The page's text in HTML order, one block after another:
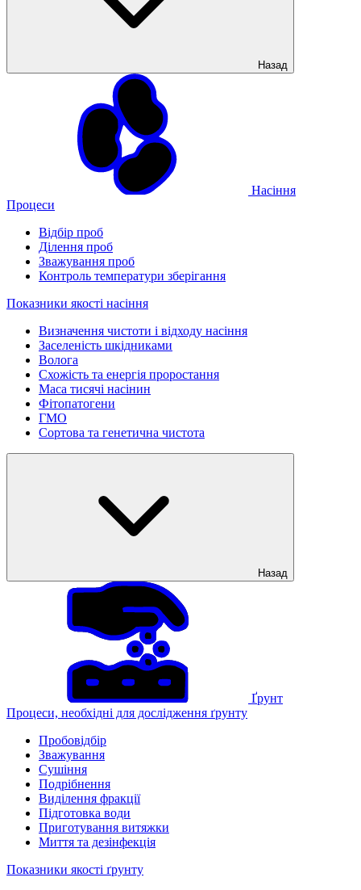
Назад
Насіння
Процеси
Відбір проб
Ділення проб
Зважування проб
Контроль температури зберігання
Показники якості насіння
Визначення чистоти і відходу насіння
Заселеність шкідниками
Волога
Схожість та енергія проростання
Маса тисячі насінин
Фітопатогени
ГМО
Сортова та генетична чистота
Назад
Ґрунт
Процеси, необхідні для дослідження ґрунту
Пробовідбір
Зважування
Сушіння
Подрібнення
Виділення фракції
Підготовка води
Приготування витяжки
Миття та дезінфекція
Показники якості ґрунту